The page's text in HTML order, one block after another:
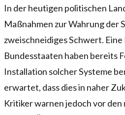
In der heutigen politischen
Maßnahmen zur Wahrung der
zweischneidiges Schwert. Eine
Bundesstaaten haben bereits
Installation solcher Systeme
erwartet, dass dies in naher
Kritiker warnen jedoch vor